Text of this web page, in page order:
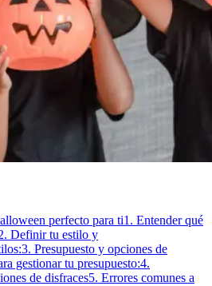
perfecto para ti1. Entender qué
Definir tu estilo y
3. Presupuesto y opciones de
gestionar tu presupuesto:4.
de disfraces5. Errores comunes a